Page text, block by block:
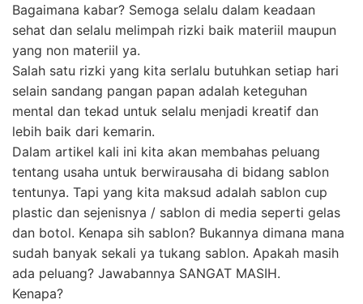
Bagaimana kabar? Semoga selalu dalam keadaan
sehat dan selalu melimpah rizki baik materiil maupun
yang non materiil ya.
Salah satu rizki yang kita serlalu butuhkan setiap hari
selain sandang pangan papan adalah keteguhan
mental dan tekad untuk selalu menjadi kreatif dan
lebih baik dari kemarin.
Dalam artikel kali ini kita akan membahas peluang
tentang usaha untuk berwirausaha di bidang sablon
tentunya. Tapi yang kita maksud adalah sablon cup
plastic dan sejenisnya / sablon di media seperti gelas
dan botol. Kenapa sih sablon? Bukannya dimana mana
sudah banyak sekali ya tukang sablon. Apakah masih
ada peluang? Jawabannya SANGAT MASIH.
Kenapa?